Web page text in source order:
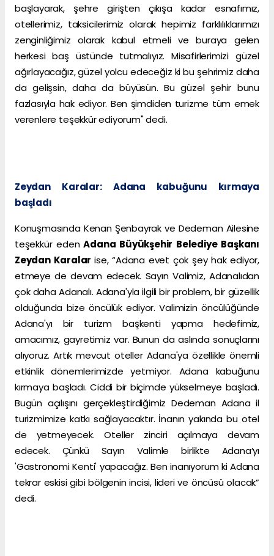
başlayarak, şehre girişten çıkışa kadar esnafımız,
otellerimiz, taksicilerimiz olarak hepimiz farklılıklarımızı
zenginliğimiz olarak kabul etmeli ve buraya gelen
herkesi baş üstünde tutmalıyız. Misafirlerimizi güzel
ağırlayacağız, güzel yolcu edeceğiz ki bu şehrimiz daha
da gelişsin, daha da büyüsün. Bu güzel şehir bunu
fazlasıyla hak ediyor. Ben şimdiden turizme tüm emek
verenlere teşekkür ediyorum" dedi.
Zeydan Karalar: Adana kabuğunu kırmaya
başladı
Konuşmasında Kenan Şenbayrak ve Dedeman Ailesine
teşekkür edenAdana Büyükşehir Belediye Başkanı
Zeydan Karalarise, “Adana evet çok şey hak ediyor,
etmeye de devam edecek. Sayın Valimiz, Adanalıdan
çok daha Adanalı. Adana'yla ilgili bir problem, bir güzellik
olduğunda bize öncülük ediyor. Valimizin öncülüğünde
Adana'yı bir turizm başkenti yapma hedefimiz,
amacımız, gayretimiz var. Bunun da aslında sonuçlarını
alıyoruz. Artık mevcut oteller Adana'ya özellikle önemli
etkinlik dönemlerimizde yetmiyor. Adana kabuğunu
kırmaya başladı. Ciddi bir biçimde yükselmeye başladı.
Bugün açılışını gerçekleştirdiğimiz Dedeman Adana il
turizmimize katkı sağlayacaktır. İnanın yakında bu otel
de yetmeyecek. Oteller zinciri açılmaya devam
edecek. Çünkü Sayın Valimle birlikte Adana’yı
'Gastronomi Kenti' yapacağız. Ben inanıyorum ki Adana
tekrar eskisi gibi bölgenin incisi, lideri ve öncüsü olacak”
dedi.